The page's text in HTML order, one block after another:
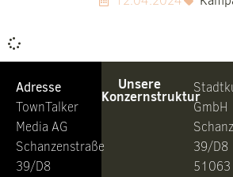
Adresse
TownTalker
Media AG
Schanzenstraße
39/D8
Unsere
Konzernstruktur
GmbH
39/D8
51063